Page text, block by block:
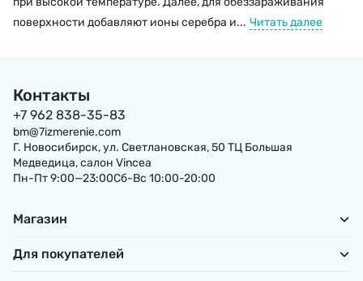
поверхности добавляют ионы серебра и... Читать далее
Контакты
+7 962 838-35-83
bm@7izmerenie.com
Г. Новосибирск, ул. Светлановская, 50 ТЦ Большая
Медведица, салон Vincea
Пн-Пт 9:00—23:00Сб-Вс 10:00-20:00
Магазин
Для покупателей